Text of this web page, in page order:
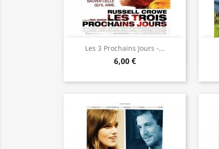
Les 3 Prochains Jours -...
6,00 €
 Aperçu rapide